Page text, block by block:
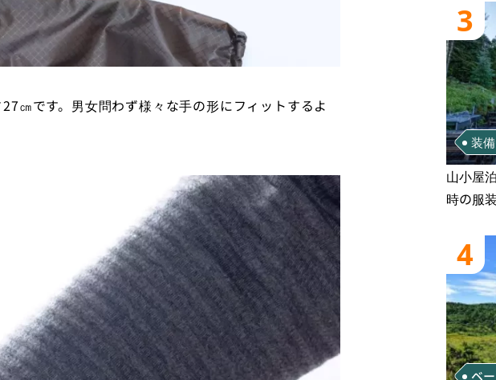
㎝です。男女問わず様々な手の形にフィットするよ
3
装
山小屋
時の服
4
ベ